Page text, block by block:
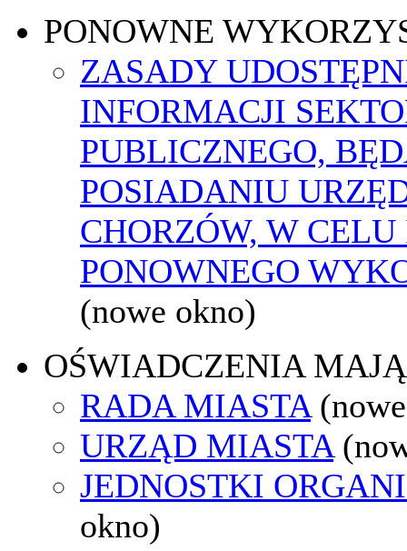
PONOWNE
ZASADY
INFORMACJI
PUBLICZNEGO,
POSIADANIU
CHORZÓW, W
PONOWNEGO
(nowe okno)
OŚWIADCZENIA
RADA MIASTA
URZĄD MIASTA
JEDNOSTKI
okno)